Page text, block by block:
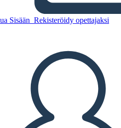
Sisään Rekisteröidy opettajaksi
DIAESITYS
LUE MINULLE